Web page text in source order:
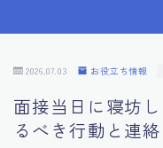
10.フィードバックを
11.オンライン面接
2026.07.03 お役立ち情報
面接当日に寝坊
るべき行動と連